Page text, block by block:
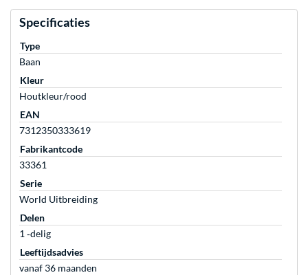
Specificaties
Type
Baan
Kleur
Houtkleur/rood
EAN
7312350333619
Fabrikantcode
33361
Serie
World Uitbreiding
Delen
1 ‐delig
Leeftijdsadvies
vanaf 36 maanden